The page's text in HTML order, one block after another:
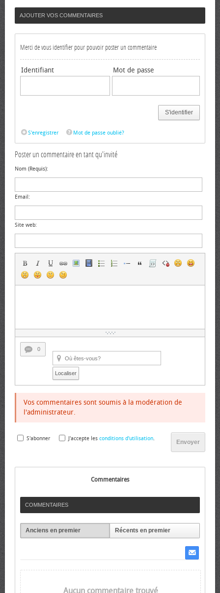
AJOUTER VOS COMMENTAIRES
Merci de vous identifier pour pouvoir poster un commentaire
Identifiant Mot de passe
S'identifier
S'enregistrer Mot de passe oublié?
Poster un commentaire en tant qu'invité
Nom (Requis):
Email:
Site web:
0
Localiser
Vos commentaires sont soumis à la modération de
l'administrateur.
Envoyer
S'abonner J'accepte les conditions d'utilisation.
Commentaires
COMMENTAIRES
Anciens en premier Récents en premier
Aucun commentaire trouvé